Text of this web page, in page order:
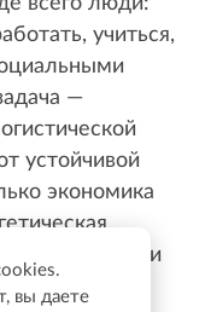
учиться,
—
устойчивой
экономика
территориями
вы даете